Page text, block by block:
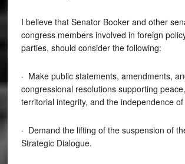
I believe that Senator Booker and other
congress members involved in foreign
parties, should consider the following:
· Make public statements, amendments,
congressional resolutions supporting
territorial integrity, and the independence
· Demand the lifting of the suspension of
Strategic Dialogue.